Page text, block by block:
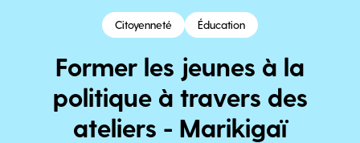
Citoyenneté Éducation
Former les jeunes à la
politique à travers des
ateliers - Marikigaï